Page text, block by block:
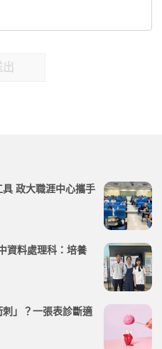
出
政大職涯中心攜手
資料處理科：培養
」？一張表診斷適